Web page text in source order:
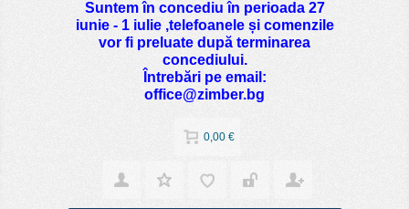
Suntem în concediu în perioada 27
iunie - 1 iulie ,telefoanele și comenzile
vor fi preluate după terminarea
concediului.
Întrebări pe email:
office@zimber.bg
0,00 €